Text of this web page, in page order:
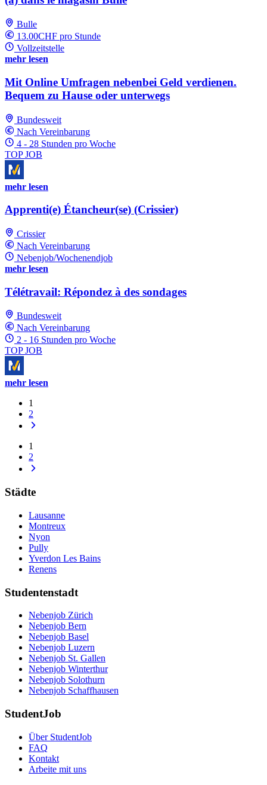
Bulle
13.00CHF pro Stunde
Vollzeitstelle
mehr lesen
Mit Online Umfragen nebenbei Geld verdienen.
Bequem zu Hause oder unterwegs
Bundesweit
Nach Vereinbarung
4 - 28 Stunden pro Woche
TOP JOB
mehr lesen
Apprenti(e) Étancheur(se) (Crissier)
Crissier
Nach Vereinbarung
Nebenjob/Wochenendjob
mehr lesen
Télétravail: Répondez à des sondages
Bundesweit
Nach Vereinbarung
2 - 16 Stunden pro Woche
TOP JOB
mehr lesen
1
2
1
2
Städte
Lausanne
Montreux
Nyon
Pully
Yverdon Les Bains
Renens
Studentenstadt
Nebenjob Zürich
Nebenjob Bern
Nebenjob Basel
Nebenjob Luzern
Nebenjob St. Gallen
Nebenjob Winterthur
Nebenjob Solothurn
Nebenjob Schaffhausen
StudentJob
Über StudentJob
FAQ
Kontakt
Arbeite mit uns